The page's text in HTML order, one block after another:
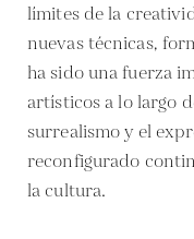
límites de la
nuevas técnicas,
ha sido una fuerza
artísticos a lo largo
surrealismo y el
reconfigurado
la cultura.